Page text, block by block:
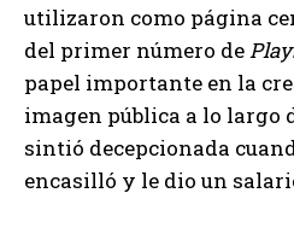
utilizaron como página
del primer número de
papel importante en la
imagen pública a lo largo
sintió decepcionada
encasilló y le dio un